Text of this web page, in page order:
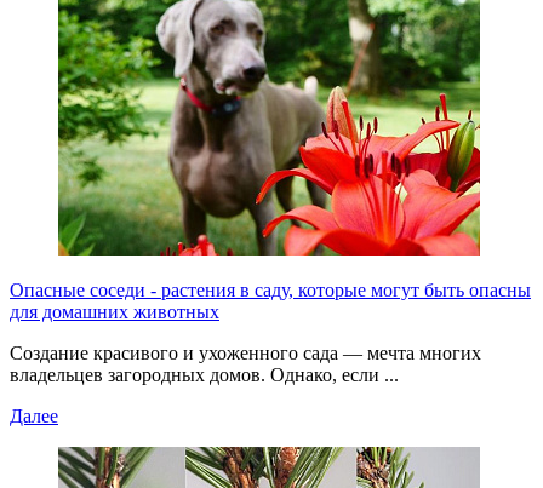
Опасные соседи - растения в саду, которые могут быть опасны
для домашних животных
Создание красивого и ухоженного сада — мечта многих
владельцев загородных домов. Однако, если ...
Далее